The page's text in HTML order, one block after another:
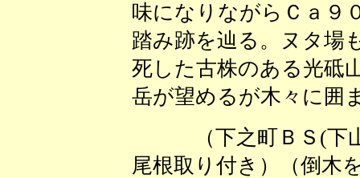
味になりながらＣａ９
踏み跡を辿る。ヌタ場
死した古株のある光砥
岳が望めるが木々に囲
（下之町ＢＳ(下山
尾根取り付き）（倒木